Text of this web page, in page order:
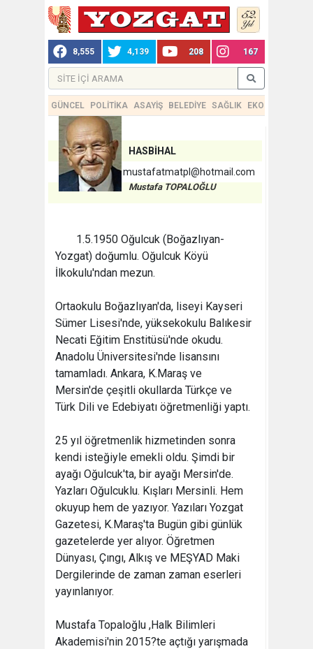
8,555 4,139 208 167
GÜNCEL POLİTİKA ASAYİŞ BELEDİYE SAĞLIK EKONOMİ
HASBİHAL
mustafatmatpl@hotmail.com
Mustafa TOPALOĞLU
1.5.1950 Oğulcuk (Boğazlıyan-
Yozgat) doğumlu. Oğulcuk Köyü
İlkokulu'ndan mezun.
Ortaokulu Boğazlıyan'da, liseyi Kayseri
Sümer Lisesi'nde, yüksekokulu Balıkesir
Necati Eğitim Enstitüsü'nde okudu.
Anadolu Üniversitesi'nde lisansını
tamamladı. Ankara, K.Maraş ve
Mersin'de çeşitli okullarda Türkçe ve
Türk Dili ve Edebiyatı öğretmenliği yaptı.
25 yıl öğretmenlik hizmetinden sonra
kendi isteğiyle emekli oldu. Şimdi bir
ayağı Oğulcuk'ta, bir ayağı Mersin'de.
Yazları Oğulcuklu. Kışları Mersinli. Hem
okuyup hem de yazıyor. Yazıları Yozgat
Gazetesi, K.Maraş'ta Bugün gibi günlük
gazetelerde yer alıyor. Öğretmen
Dünyası, Çıngı, Alkış ve MEŞYAD Maki
Dergilerinde de zaman zaman eserleri
yayınlanıyor.
Mustafa Topaloğlu ,Halk Bilimleri
Akademisi'nin 2015?te açtığı yarışmada